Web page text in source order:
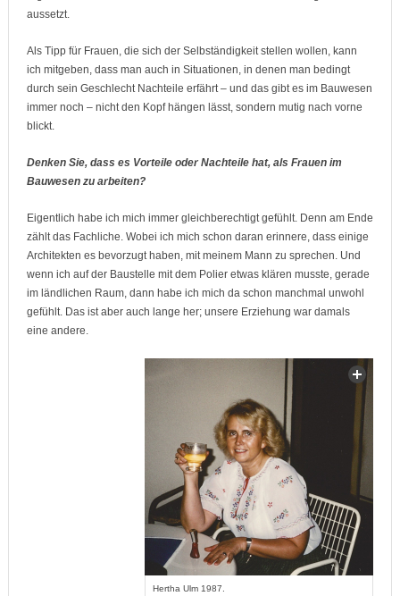
aussetzt.
Als Tipp für Frauen, die sich der Selbständigkeit stellen wollen, kann
ich mitgeben, dass man auch in Situationen, in denen man bedingt
durch sein Geschlecht Nachteile erfährt – und das gibt es im Bauwesen
immer noch – nicht den Kopf hängen lässt, sondern mutig nach vorne
blickt.
Denken Sie, dass es Vorteile oder Nachteile hat, als Frauen im
Bauwesen zu arbeiten?
Eigentlich habe ich mich immer gleichberechtigt gefühlt. Denn am Ende
zählt das Fachliche. Wobei ich mich schon daran erinnere, dass einige
Architekten es bevorzugt haben, mit meinem Mann zu sprechen. Und
wenn ich auf der Baustelle mit dem Polier etwas klären musste, gerade
im ländlichen Raum, dann habe ich mich da schon manchmal unwohl
gefühlt. Das ist aber auch lange her; unsere Erziehung war damals
eine andere.
Hertha Ulm 1987.